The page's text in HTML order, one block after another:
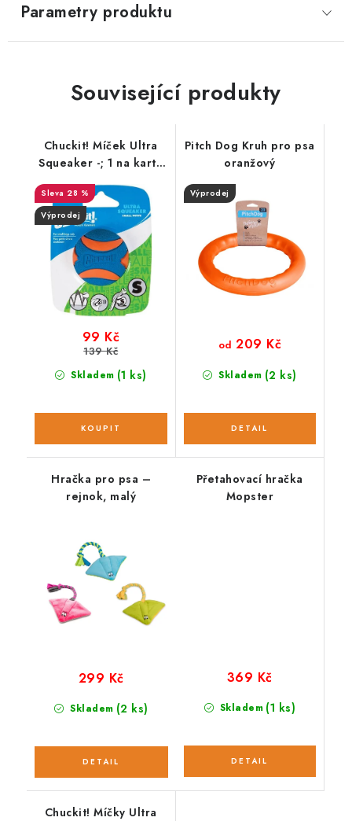
Parametry produktu
Související produkty
Chuckit! Míček Ultra
Squeaker -; 1 na kartě
S
28 %
Výprodej
Skladem (1 ks)
99 Kč
139 Kč
Pitch Dog Kruh pro psa
oranžový
Výprodej
Skladem (2 ks)
od 209 Kč
Hračka pro psa –
rejnok, malý
Skladem (2 ks)
299 Kč
Přetahovací hračka
Mopster
Skladem (1 ks)
369 Kč
Chuckit! Míčky Ultra